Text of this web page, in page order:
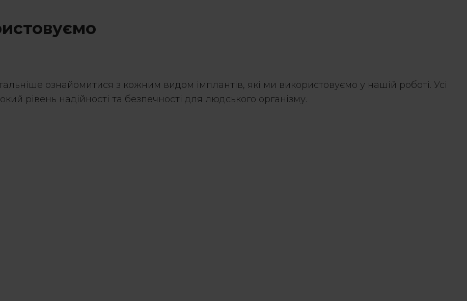
ознайомитися з кожним видом імплантів, які ми використовуємо у нашій роботі. Усі
рівень надійності та безпечності для людського організму.